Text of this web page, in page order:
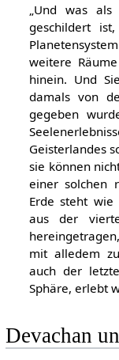
„Und was
geschildert
weitere
hinein. Und
damals von
gegeben
Geisterlandes
sie können
einer solchen
Erde steht wie
aus der
mit alledem
auch der
Sphäre, erlebt
Devachan